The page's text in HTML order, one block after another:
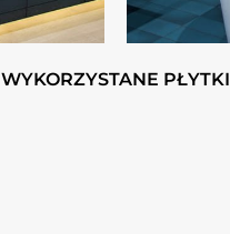
WYKORZYSTANE PŁYTKI